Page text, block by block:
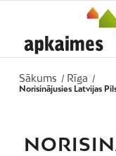
Sākums / Rīga
/
Norisinājusies Latvijas